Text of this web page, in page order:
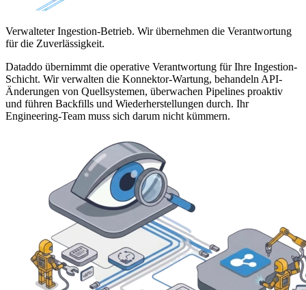
Verwalteter Ingestion-Betrieb. Wir übernehmen die Verantwortung
für die Zuverlässigkeit.
Dataddo übernimmt die operative Verantwortung für Ihre Ingestion-
Schicht. Wir verwalten die Konnektor-Wartung, behandeln API-
Änderungen von Quellsystemen, überwachen Pipelines proaktiv
und führen Backfills und Wiederherstellungen durch. Ihr
Engineering-Team muss sich darum nicht kümmern.